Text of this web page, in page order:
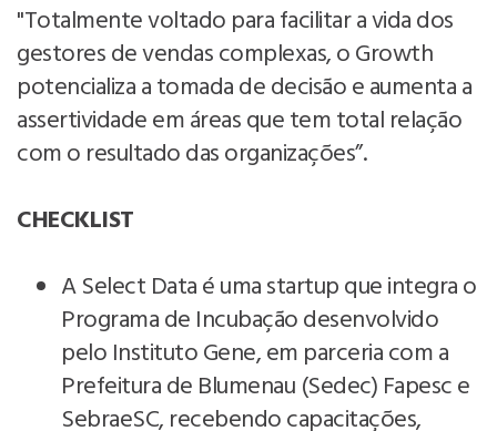
"Totalmente voltado para facilitar a vida dos
gestores de vendas complexas, o Growth
potencializa a tomada de decisão e aumenta a
assertividade em áreas que tem total relação
com o resultado das organizações”.
CHECKLIST
A Select Data é uma startup que integra o
Programa de Incubação desenvolvido
pelo Instituto Gene, em parceria com a
Prefeitura de Blumenau (Sedec) Fapesc e
SebraeSC, recebendo capacitações,